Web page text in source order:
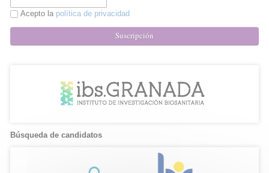
Acepto la política de privacidad
Suscripción
Búsqueda de candidatos